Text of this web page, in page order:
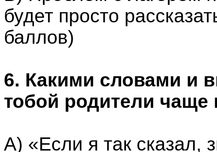
будет просто
баллов)
6. Какими словами и
тобой родители чаще
А) «Если я так сказал,